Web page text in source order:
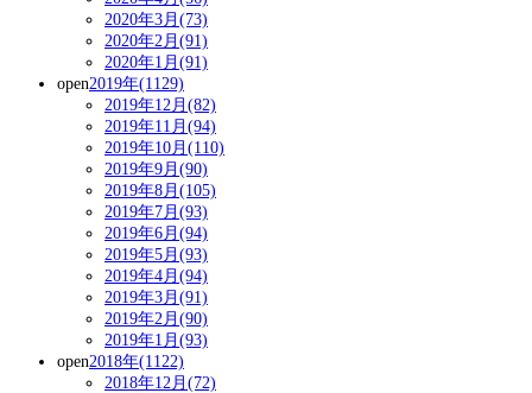
2020年3月(73)
2020年2月(91)
2020年1月(91)
open2019年(1129)
2019年12月(82)
2019年11月(94)
2019年10月(110)
2019年9月(90)
2019年8月(105)
2019年7月(93)
2019年6月(94)
2019年5月(93)
2019年4月(94)
2019年3月(91)
2019年2月(90)
2019年1月(93)
open2018年(1122)
2018年12月(72)